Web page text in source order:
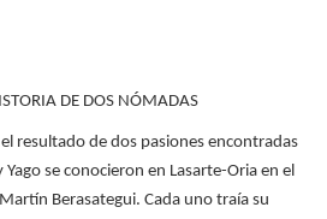
DE DOS NÓMADAS
resultado de dos pasiones encontradas
se conocieron en Lasarte-Oria en el
Berasategui. Cada uno traía su